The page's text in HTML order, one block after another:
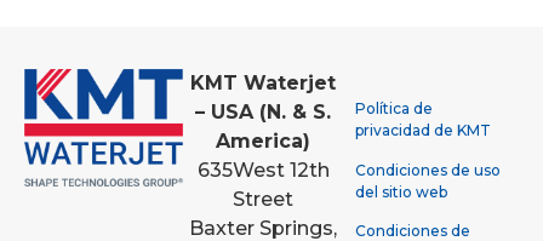
KMT Waterjet
– USA (N. & S.
America)
635West 12th
Street
Baxter Springs,
Política de
privacidad de KMT
Condiciones de uso
del sitio web
Condiciones de